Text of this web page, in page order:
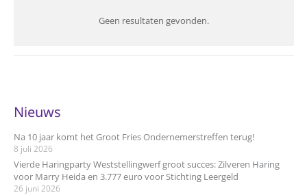
Geen resultaten gevonden.
Nieuws
Na 10 jaar komt het Groot Fries Ondernemerstreffen terug!
8 juli 2026
Vierde Haringparty Weststellingwerf groot succes: Zilveren Haring
voor Marry Heida en 3.777 euro voor Stichting Leergeld
26 juni 2026